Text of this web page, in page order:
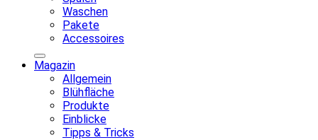
Waschen
Pakete
Accessoires
Magazin
Allgemein
Blühfläche
Produkte
Einblicke
Tipps & Tricks